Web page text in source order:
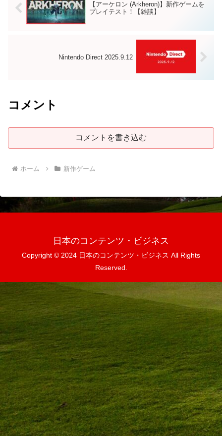
【アーケロン (Arkheron)】新作ゲームを
プレイテスト！【雑談】
Nintendo Direct 2025.9.12
コメント
コメントを書き込む
ホーム 新作ゲーム
日本のコンテンツ・ビジネス
Copyright © 2024 日本のコンテンツ・ビジネス All Rights
Reserved.